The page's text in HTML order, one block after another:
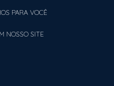
PARA VOCÊ
NOSSO SITE